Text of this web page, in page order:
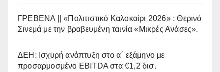
ΓΡΕΒΕΝΑ || «Πολιτιστικό Καλοκαίρι 2026» : Θερινό
Σινεμά με την βραβευμένη ταινία «Μικρές Ανάσες».
ΔΕΗ: Ισχυρή ανάπτυξη στο α΄ εξάμηνο με
προσαρμοσμένο EBITDA στα €1,2 δισ.